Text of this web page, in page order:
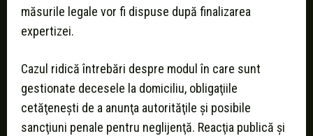
măsurile legale vor fi dispuse după finalizarea
expertizei.
Cazul ridică întrebări despre modul în care sunt
gestionate decesele la domiciliu, obligaţiile
cetăţeneşti de a anunţa autorităţile şi posibile
sancţiuni penale pentru neglijenţă. Reacţia publică şi